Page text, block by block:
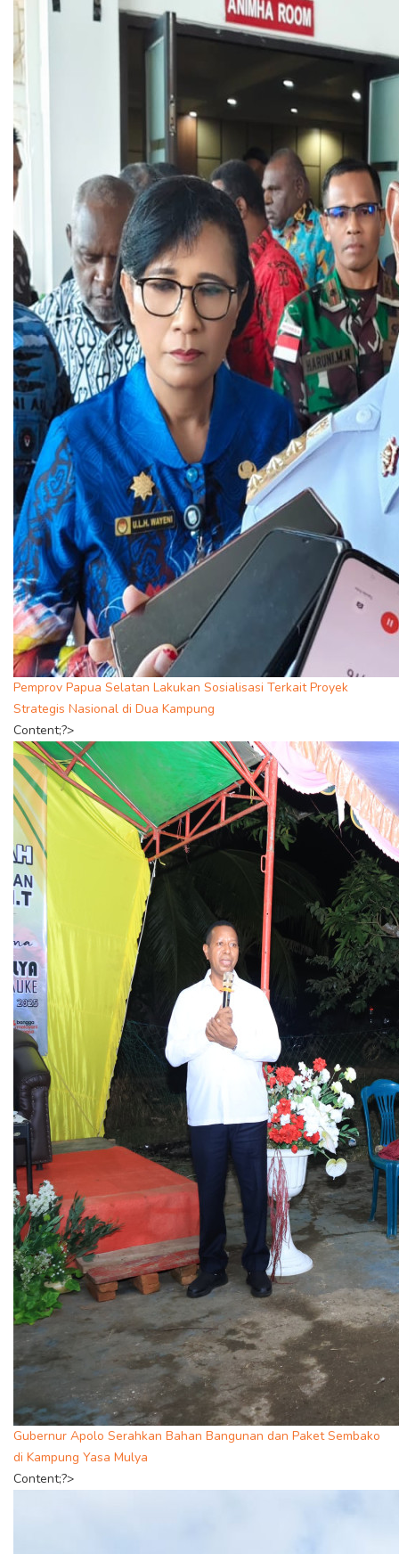
Pemprov Papua Selatan Lakukan Sosialisasi Terkait Proyek
Strategis Nasional di Dua Kampung
Content;?>
Gubernur Apolo Serahkan Bahan Bangunan dan Paket Sembako
di Kampung Yasa Mulya
Content;?>